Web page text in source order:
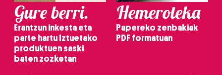
Gure berri.
Erantzun inkesta eta
parte hartu Iztuetako
produktuen saski
baten zozketan
Hemeroteka
Papereko zenbakiak
PDF formatuan